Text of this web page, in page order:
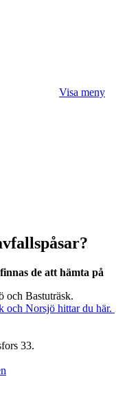
Visa meny
de att hämta på
och Bastuträsk.
och Norsjö hittar du här.
33.